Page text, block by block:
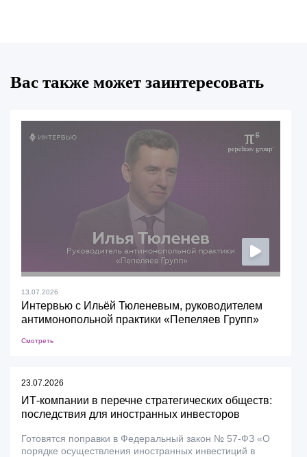
Вас также может заинтересовать
13.07.2026
Интервью с Ильёй Тюленевым, руководителем
антимонопольной практики «Пепеляев Групп»
Смотреть
23.07.2026
ИТ-компании в перечне стратегических обществ:
последствия для иностранных инвесторов
Готовятся поправки в Федеральный закон № 57-ФЗ «О
порядке осуществления иностранных инвестиций в